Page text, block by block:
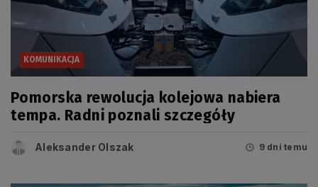
KOMUNIKACJA
Pomorska rewolucja kolejowa nabiera
tempa. Radni poznali szczegóły
Aleksander Olszak 9 dni temu